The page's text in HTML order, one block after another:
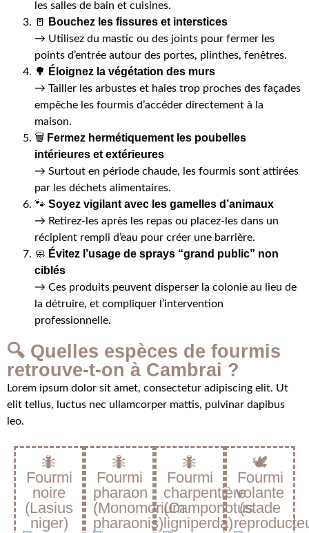
les salles de bain et cuisines.
🚪
Bouchez les fissures et interstices
→ Utilisez du mastic ou des joints pour fermer les
points d’entrée autour des portes, plinthes, fenêtres.
🌳
Éloignez la végétation des murs
→ Tailler les arbustes et haies trop proches des façades
empêche les fourmis d’accéder directement à la
maison.
🗑️ Fermez hermétiquement les poubelles
intérieures et extérieures
→ Surtout en période chaude, les fourmis sont attirées
par les déchets alimentaires.
🐾 Soyez vigilant avec les gamelles d’animaux
→ Retirez-les après les repas ou placez-les dans un
récipient rempli d’eau pour créer une barrière.
🧼 Évitez l’usage de sprays “grand public” non
ciblés
→ Ces produits peuvent disperser la colonie au lieu de
la détruire, et compliquer l’intervention
professionnelle.
🔍 Quelles espèces de fourmis
retrouve-t-on à Cambrai ?
Lorem ipsum dolor sit amet, consectetur adipiscing elit. Ut
elit tellus, luctus nec ullamcorper mattis, pulvinar dapibus
leo.
🐜
Fourmi
noire
(Lasius
niger)
🐜
Fourmi
pharaon
(Monomorium
pharaonis)
🐜
Fourmi
charpentière
(Camponotus
ligniperda)
🕊️
Fourmi
volante
(stade